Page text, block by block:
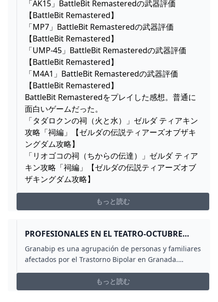
「AK15」BattleBit Remasteredの武器評価
【BattleBit Remastered】
「MP7」BattleBit Remasteredの武器評価
【BattleBit Remastered】
「UMP-45」BattleBit Remasteredの武器評価
【BattleBit Remastered】
「M4A1」BattleBit Remasteredの武器評価
【BattleBit Remastered】
BattleBit Remasteredをプレイした感想。普通に
面白いゲームだった。
「タダロクンの祠（火と水）」ゼルダ ティアキン
攻略「祠編」【ゼルダの伝説ティアーズオブザキ
ングダム攻略】
「リオゴコの祠（ちからの伝達）」ゼルダ ティア
キン攻略「祠編」【ゼルダの伝説ティアーズオブ
ザキングダム攻略】
もっと読む
PROFESIONALES EN EL TEATRO-OCTUBRE
2014
Granabip es una agrupación de personas y familiares
afectados por el Trastorno Bipolar en Granada.
sobre el Trastorno Bipolarもっと読む